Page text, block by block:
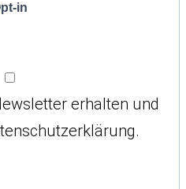
in
erhalten und